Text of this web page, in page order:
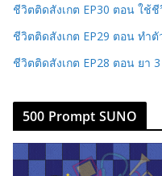
ชีวิตติดสังเกต EP30 ตอน ใช้
ชีวิตติดสังเกต EP29 ตอน ทำ
ชีวิตติดสังเกต EP28 ตอน ยา
500 Prompt SUNO